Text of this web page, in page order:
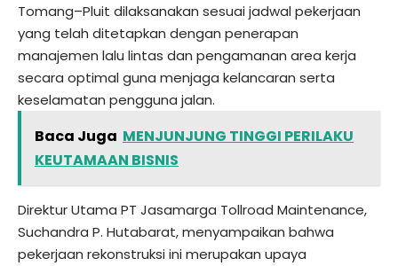
Tomang–Pluit dilaksanakan sesuai jadwal pekerjaan
yang telah ditetapkan dengan penerapan
manajemen lalu lintas dan pengamanan area kerja
secara optimal guna menjaga kelancaran serta
keselamatan pengguna jalan.
Baca Juga MENJUNJUNG TINGGI PERILAKU
KEUTAMAAN BISNIS
Direktur Utama PT Jasamarga Tollroad Maintenance,
Suchandra P. Hutabarat, menyampaikan bahwa
pekerjaan rekonstruksi ini merupakan upaya